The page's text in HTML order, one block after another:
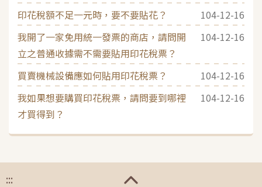
印花稅額不足一元時，要不要貼花？
104-12-16
我開了一家免用統一發票的商店，請問開
立之普通收據需不需要貼用印花稅票？
104-12-16
買賣機械設備應如何貼用印花稅票？
104-12-16
我如果想要購買印花稅票，請問要到哪裡
才買得到？
104-12-16
:::